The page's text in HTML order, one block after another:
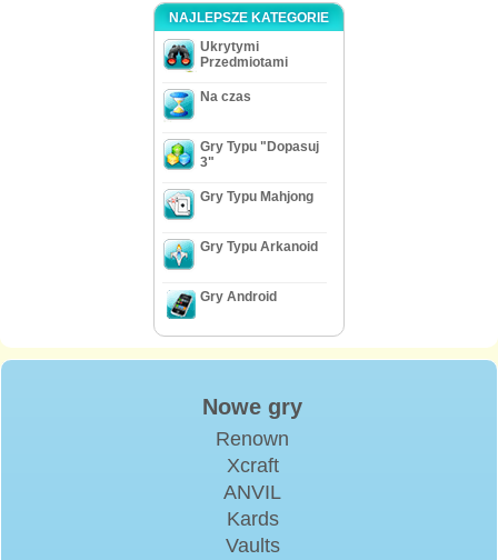
NAJLEPSZE KATEGORIE
Ukrytymi
Przedmiotami
Na czas
Gry Typu "Dopasuj
3"
Gry Typu Mahjong
Gry Typu Arkanoid
Gry Android
Nowe gry
Renown
Xcraft
ANVIL
Kards
Vaults